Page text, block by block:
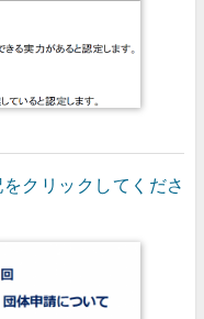
クリックしてくださ